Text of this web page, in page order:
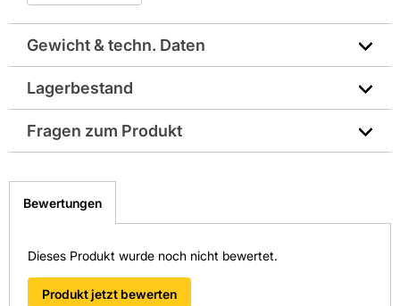
* Schnell trocknend
Gewicht & techn. Daten
Hersteller-Art.-Nr.: 7754525
EAN: 4005734545212
Lagerbestand
Fragen zum Produkt
weitergeleitet zu werden. Wir werden Ihre Anfrage
schnellstmöglich bearbeiten.
Bewertungen
Dieses Produkt wurde noch nicht bewertet.
Produkt jetzt bewerten